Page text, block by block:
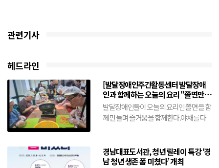
관련기사
헤드라인
[발달장애인주간활동센터 발달장애
인과 함께하는 오늘의 요리 "쫄면만들
기"(8월10일)
발달장애인들이 오늘의 요리인 쫄면을 함
께 만들며 즐거움을 함께한다.야채를 다
경남대표도서관, 청년 릴레이 특강 ‘경
남 청년 생존 폼 미쳤다’ 개최